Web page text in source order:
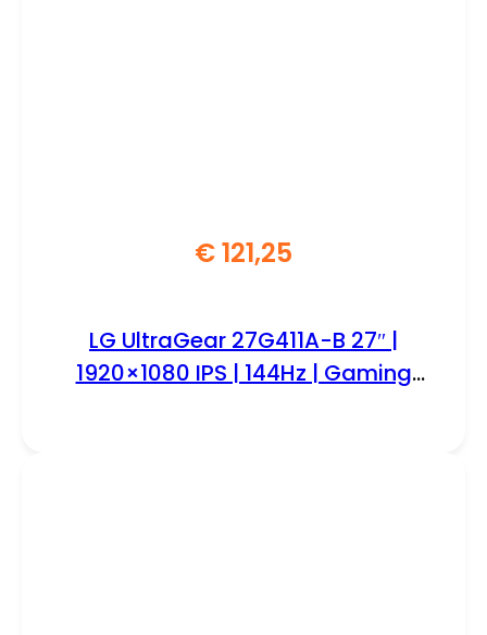
€121,25
LG UltraGear 27G411A-B 27″ |
1920×1080 IPS | 144Hz | Gaming